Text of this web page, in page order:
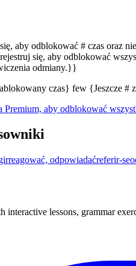
aby odblokować # czas oraz
się, aby odblokować
odmiany.}}
czas} few {Jeszcze
Premium, aby odblokować
reagować, odpowiadaćreferir-se
interactive lessons, grammar